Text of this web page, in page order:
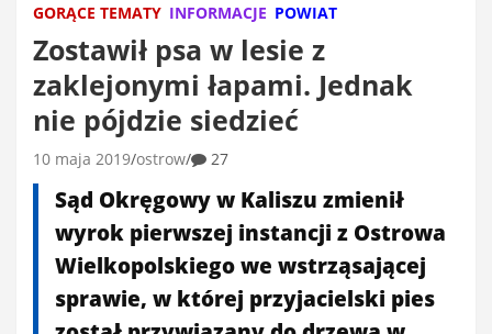
GORĄCE TEMATY INFORMACJE POWIAT
Zostawił psa w lesie z
zaklejonymi łapami. Jednak
nie pójdzie siedzieć
10 maja 2019 ostrow 27
Sąd Okręgowy w Kaliszu zmienił
wyrok pierwszej instancji z Ostrowa
Wielkopolskiego we wstrząsającej
sprawie, w której przyjacielski pies